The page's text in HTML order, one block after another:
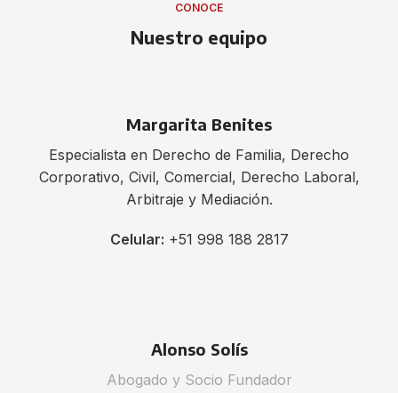
CONOCE
Nuestro equipo
Margarita Benites
Especialista en Derecho de Familia, Derecho
Corporativo, Civil, Comercial, Derecho Laboral,
Arbitraje y Mediación.
Celular: +51 998 188 2817
Alonso Solís
Abogado y Socio Fundador